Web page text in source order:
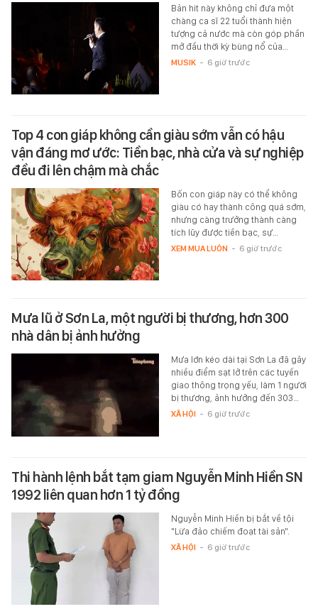
Bản hit này không chỉ đưa một
chàng ca sĩ 22 tuổi thành hiện
tượng cả nước mà còn góp phần
mở đầu thời kỳ bùng nổ của…
MUSIK - 6 giờ trước
Top 4 con giáp không cần giàu sớm vẫn có hậu
vận đáng mơ ước: Tiền bạc, nhà cửa và sự nghiệp
đều đi lên chậm mà chắc
Bốn con giáp này có thể không
giàu có hay thành công quá sớm,
nhưng càng trưởng thành càng
tích lũy được tiền bạc, sự…
XEM MUA LUÔN - 6 giờ trước
Mưa lũ ở Sơn La, một người bị thương, hơn 300
nhà dân bị ảnh hưởng
Mưa lớn kéo dài tại Sơn La đã gây
nhiều điểm sạt lở trên các tuyến
giao thông trọng yếu, làm 1 người
bị thương, ảnh hưởng đến 303…
XÃ HỘI - 6 giờ trước
Thi hành lệnh bắt tạm giam Nguyễn Minh Hiền SN
1992 liên quan hơn 1 tỷ đồng
Nguyễn Minh Hiền bị bắt về tội
"Lừa đảo chiếm đoạt tài sản".
XÃ HỘI - 6 giờ trước